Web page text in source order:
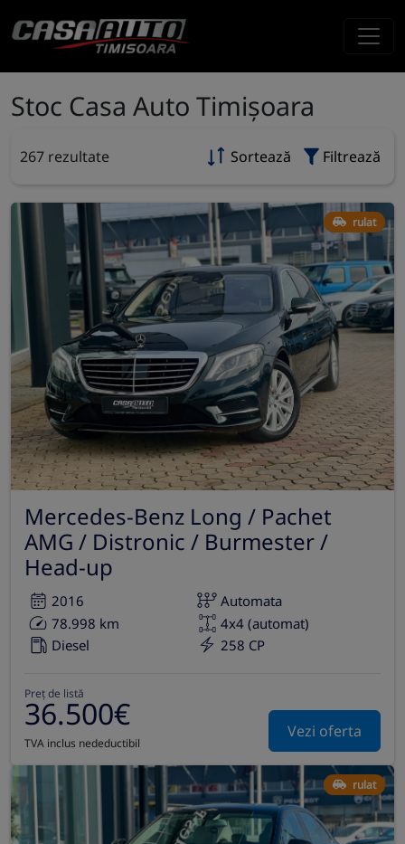
Stoc Casa Auto Timișoara
267 rezultate Sortează Filtrează
rulat
Mercedes-Benz Long / Pachet
AMG / Distronic / Burmester /
Head-up
2016
Automata
78.998 km
4x4 (automat)
Diesel
258 CP
Preț de listă
36.500€
TVA inclus nedeductibil
Vezi oferta
rulat